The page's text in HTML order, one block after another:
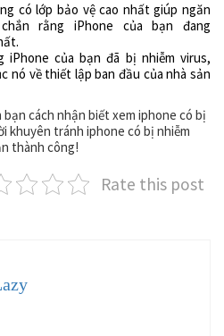
có lớp bảo vệ cao nhất giúp ngăn
rằng iPhone của bạn đang
iPhone của bạn đã bị nhiễm virus,
nó về thiết lập ban đầu của nhà sản
cách nhận biết xem iphone có bị
khuyên tránh iphone có bị nhiễm
thành công!
Rate this post